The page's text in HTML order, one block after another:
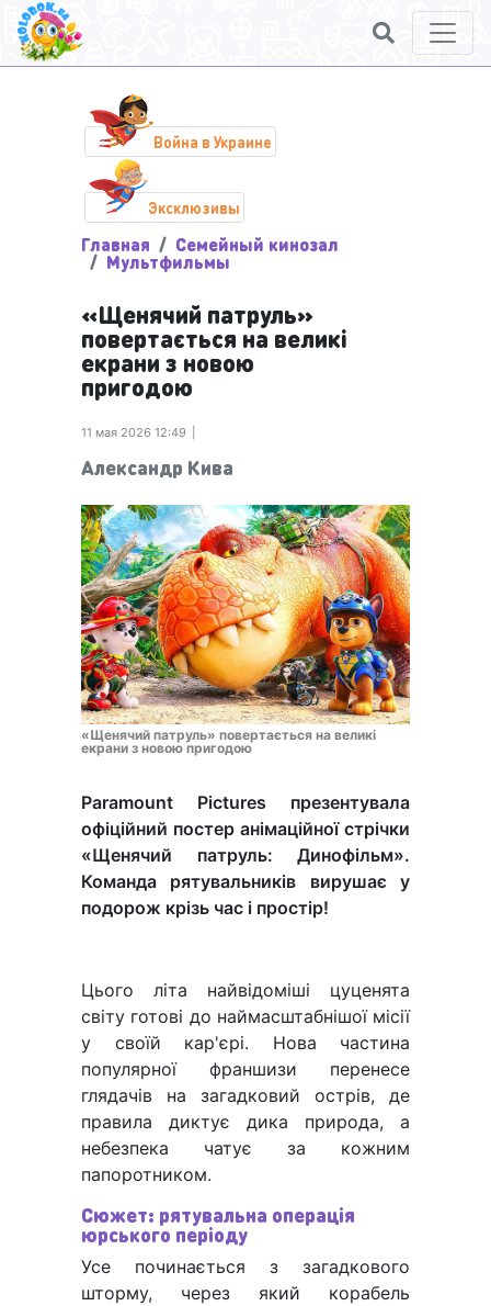
Война в Украине
Эксклюзивы
Главная Семейный кинозал
Мультфильмы
«Щенячий патруль»
повертається на великі
екрани з новою
пригодою
11 мая 2026 12:49
Александр Кива
«Щенячий патруль» повертається на великі
екрани з новою пригодою
Paramount Pictures презентувала
офіційний постер анімаційної стрічки
«Щенячий патруль: Динофільм».
Команда рятувальників вирушає у
подорож крізь час і простір!
Цього літа найвідоміші цуценята
світу готові до наймасштабнішої місії
у своїй кар'єрі. Нова частина
популярної франшизи перенесе
глядачів на загадковий острів, де
правила диктує дика природа, а
небезпека чатує за кожним
папоротником.
Сюжет: рятувальна операція
юрського періоду
Усе починається з загадкового
шторму, через який корабель